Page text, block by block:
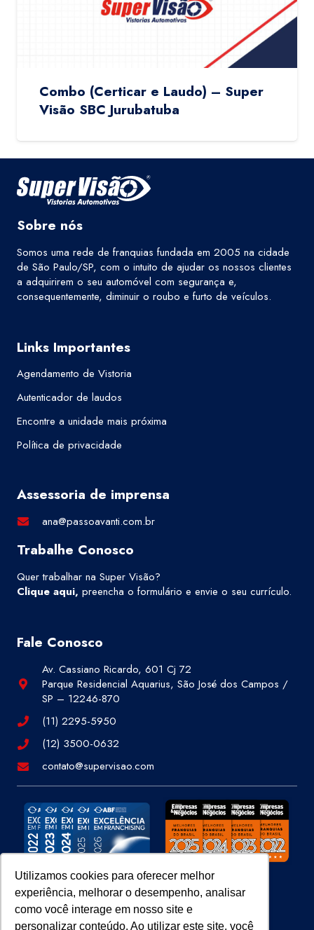
Utilizamos cookies para oferecer melhor
experiência, melhorar o desempenho, analisar
como você interage em nosso site e
personalizar conteúdo. Ao utilizar este site, você
Combo (Certicar e Laudo) – Super
Visão SBC Jurubatuba
Sobre nós
Somos uma rede de franquias fundada em 2005 na cidade
de São Paulo/SP, com o intuito de ajudar os nossos clientes
a adquirirem o seu automóvel com segurança e,
consequentemente, diminuir o roubo e furto de veículos.
Links Importantes
Agendamento de Vistoria
Autenticador de laudos
Encontre a unidade mais próxima
Política de privacidade
Assessoria de imprensa
ana@passoavanti.com.br
Trabalhe Conosco
Quer trabalhar na Super Visão?
Clique aqui, preencha o formulário e envie o seu currículo.
Fale Conosco
Av. Cassiano Ricardo, 601 Cj 72
Parque Residencial Aquarius, São José dos Campos /
SP – 12246-870
(11) 2295-5950
(12) 3500-0632
contato@supervisao.com
Site 100% Seguro